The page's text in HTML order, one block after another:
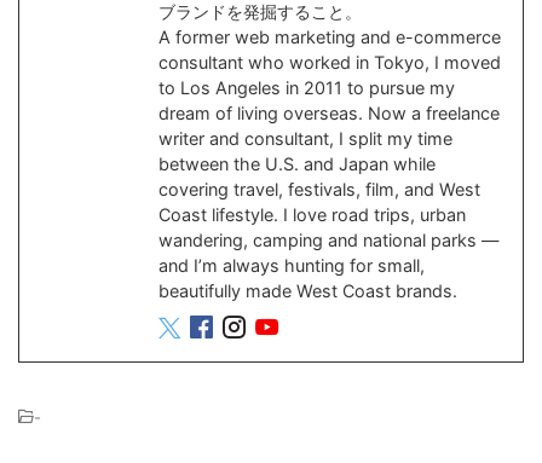
ブランドを発掘すること。
A former web marketing and e-commerce
consultant who worked in Tokyo, I moved
to Los Angeles in 2011 to pursue my
dream of living overseas. Now a freelance
writer and consultant, I split my time
between the U.S. and Japan while
covering travel, festivals, film, and West
Coast lifestyle. I love road trips, urban
wandering, camping and national parks —
and I’m always hunting for small,
beautifully made West Coast brands.
-